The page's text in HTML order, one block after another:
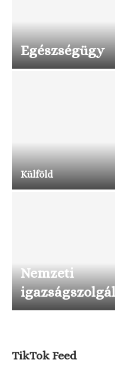
Egészségügy
Külföld
Nemzeti
TikTok Feed